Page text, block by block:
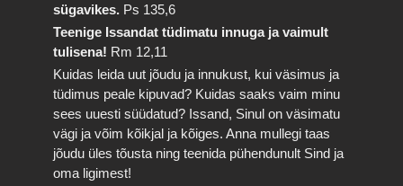
sügavikes. Ps 135,6
Teenige Issandat tüdimatu innuga ja vaimult
tulisena! Rm 12,11
Kuidas leida uut jõudu ja innukust, kui väsimus ja
tüdimus peale kipuvad? Kuidas saaks vaim minu
sees uuesti süüdatud? Issand, Sinul on väsimatu
vägi ja võim kõikjal ja kõiges. Anna mullegi taas
jõudu üles tõusta ning teenida pühendunult Sind ja
oma ligimest!